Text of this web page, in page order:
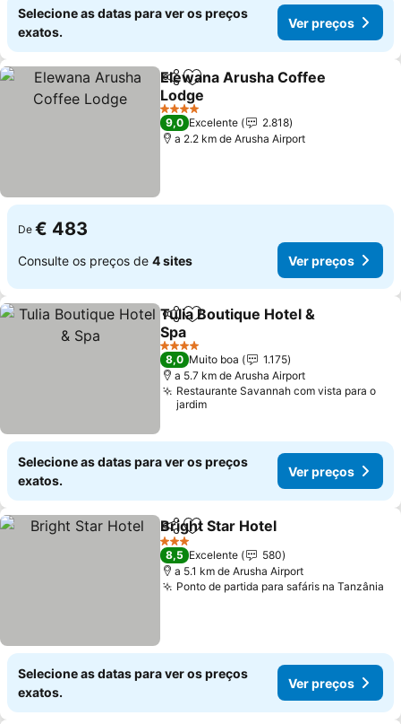
Selecione as datas para ver os preços
exatos.
Ver preços
PartilharAdicionar aos favoritos
Elewana Arusha Coffee
Lodge
4 Estrelas
9,0 Excelente
2.818
a 2.2 km de Arusha Airport
De € 483
Consulte os preços de 4 sites Ver preços
PartilharAdicionar aos favoritos
Tulia Boutique Hotel &
Spa
4 Estrelas
8,0 Muito boa
1.175
a 5.7 km de Arusha Airport
Restaurante Savannah com vista para o
jardim
Selecione as datas para ver os preços
exatos.
Ver preços
PartilharAdicionar aos favoritos
Bright Star Hotel
3 Estrelas
8,5 Excelente
580
a 5.1 km de Arusha Airport
Ponto de partida para safáris na Tanzânia
Selecione as datas para ver os preços
exatos.
Ver preços